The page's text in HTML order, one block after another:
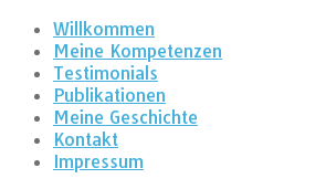
Willkommen
Meine Kompetenzen
Testimonials
Publikationen
Meine Geschichte
Kontakt
Impressum